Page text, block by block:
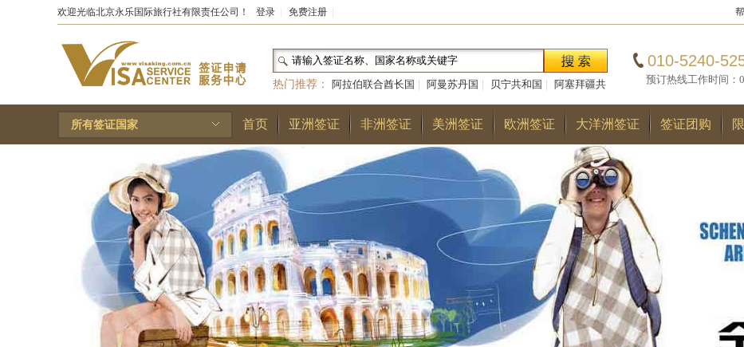
欢迎光临北京永乐国际旅行社有限责任公司！ 登录 免费注册
热门推荐： 阿拉伯联合酋长国 阿曼苏丹国 贝宁共和国
阿塞拜疆共
和国|布基纳法索|巴勒斯坦国|阿尔巴尼亚共和国|多哥共和国|巴
林王国|安道尔公国|
010-5240-
预订热线工作时间：
所有签证国家 首页 亚洲签证 非洲签证 美洲签证 欧洲签证 大洋洲签证 签证团购